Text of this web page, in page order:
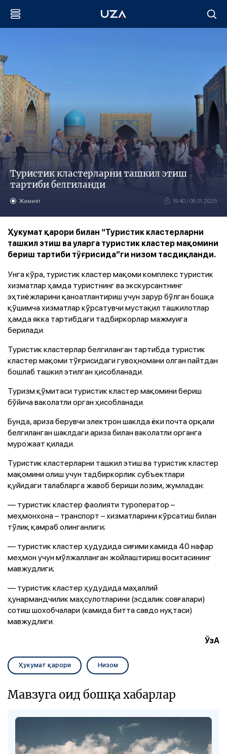
Туристик кластерларни ташкил этиш
тартиби белгиланди
Жамият 19:40 / 08.01.2025
Ҳукумат қарори билан “Туристик кластерларни
ташкил этиш ва уларга туристик кластер мақомини
бериш тартиби тўғрисида”ги низом тасдиқланди.
Унга кўра, туристик кластер мақоми комплекс туристик
хизматлар ҳамда туристнинг ва экскурсантнинг
эҳтиёжларини қаноатлантириш учун зарур бўлган бошқа
қўшимча хизматлар кўрсатувчи мустақил ташкилотлар
ҳамда якка тартибдаги тадбиркорлар мажмуига
берилади.
Туристик кластерлар белгиланган тартибда туристик
кластер мақоми тўғрисидаги гувоҳномани олган пайтдан
бошлаб ташкил этилган ҳисобланади.
Туризм қўмитаси туристик кластер мақомини бериш
бўйича ваколатли орган ҳисобланади.
Бунда, ариза берувчи электрон шаклда ёки почта орқали
белгиланган шаклдаги ариза билан ваколатли органга
мурожаат қилади.
Туристик кластерларни ташкил этиш ва туристик кластер
мақомини олиш учун тадбиркорлик субъектлари
қуйидаги талабларга жавоб бериши лозим, жумладан:
— туристик кластер фаолияти туроператор –
меҳмонхона – транспорт – хизматларини кўрсатиш билан
тўлиқ қамраб олинганлиги;
— туристик кластер ҳудудида сиғими камида 40 нафар
меҳмон учун мўлжалланган жойлаштириш воситасининг
мавжудлиги;
— туристик кластер ҳудудида маҳаллий
ҳунармандчилик маҳсулотларини (эсдалик совғалари)
сотиш шохобчалари (камида битта савдо нуқтаси)
мавжудлиги.
ЎзА
Ҳукумат қарори Низом
Мавзуга оид бошқа хабарлар